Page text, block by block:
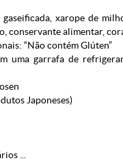
gaseificada, xarope de
conservante alimentar,
“Não contém Glúten”
uma garrafa de
Japoneses)
...